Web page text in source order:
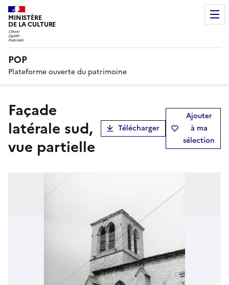
MINISTÈRE
DE LA CULTURE
POP
Plateforme ouverte du patrimoine
façade
latérale sud,
vue partielle
Télécharger
Ajouter
à ma
sélection